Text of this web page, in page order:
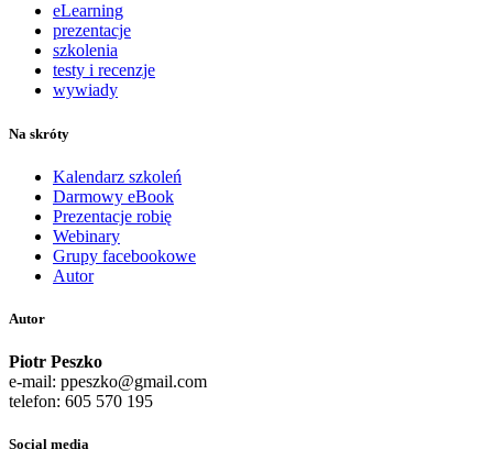
eLearning
prezentacje
szkolenia
testy i recenzje
wywiady
Na skróty
Kalendarz szkoleń
Darmowy eBook
Prezentacje robię
Webinary
Grupy facebookowe
Autor
Autor
Piotr Peszko
e-mail: ppeszko@gmail.com
telefon: 605 570 195
Social media